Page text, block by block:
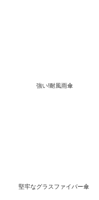
強い!耐風雨傘
堅牢なグラスファイバー傘